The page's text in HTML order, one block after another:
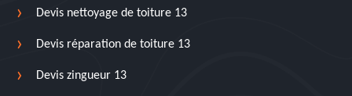
Devis nettoyage de toiture 13
Devis réparation de toiture 13
Devis zingueur 13